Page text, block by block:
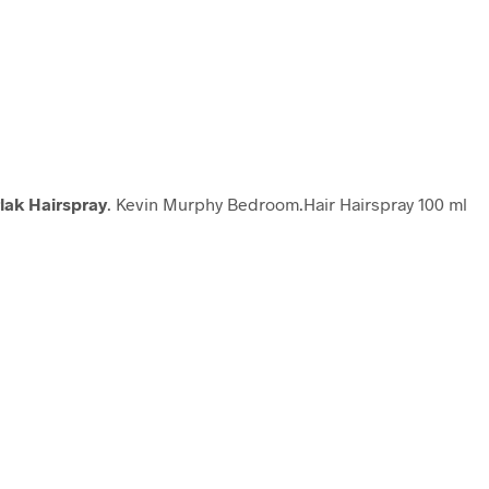
Hairspray. Kevin Murphy Bedroom.Hair Hairspray 100 ml